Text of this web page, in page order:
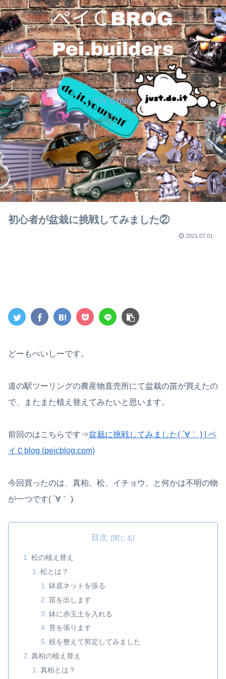
ペイＣblog
初心者が盆栽に挑戦してみました②
2021.07.01
どーもぺいしーです。
道の駅ツーリングの農産物直売所にて盆栽の苗が買えたの
で、またまた植え替えてみたいと思います。
前回のはこちらです⇒盆栽に挑戦してみました( ´∀｀ ) | ペ
イＣblog (peicblog.com)
今回買ったのは、真柏、松、イチョウ、と何かは不明の物
が一つです( ´∀｀ )
目次
松の植え替え
松とは？
鉢底ネットを張る
苗を出します
鉢に赤玉土を入れる
苔を張ります
枝を整えて剪定してみました
真柏の植え替え
真柏とは？